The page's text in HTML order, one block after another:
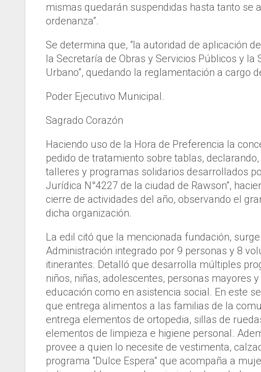
mismas quedarán suspendidas hasta tanto se
ordenanza”.
Se determina que, “la autoridad de aplicación
la Secretaría de Obras y Servicios Públicos y
Urbano”, quedando la reglamentación a cargo
Poder Ejecutivo Municipal.
Sagrado Corazón
Haciendo uso de la Hora de Preferencia la
pedido de tratamiento sobre tablas,
talleres y programas solidarios desarrollados
Jurídica N°4227 de la ciudad de Rawson”,
cierre de actividades del año, observando el
dicha organización.
La edil citó que la mencionada fundación,
Administración integrado por 9 personas y 8
itinerantes. Detalló que desarrolla múltiples
niños, niñas, adolescentes, personas mayores
educación como en asistencia social. En este
que entrega alimentos a las familias de la
entrega elementos de ortopedia, sillas de
elementos de limpieza e higiene personal.
provee a quien lo necesite de vestimenta,
programa “Dulce Espera” que acompaña a